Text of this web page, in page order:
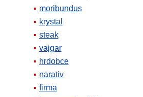
moribundus
krystal
steak
vajgar
hrdobce
narativ
firma